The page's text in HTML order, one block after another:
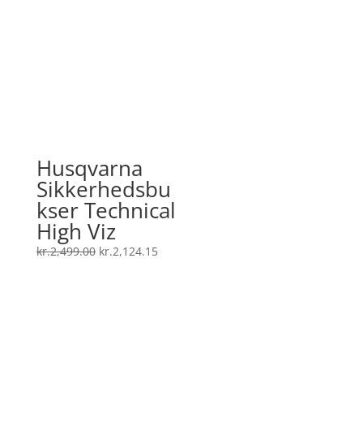
Husqvarna
Sikkerhedsbu
kser Technical
High Viz
kr.2,499.00 Den
kr.2,124.15Den